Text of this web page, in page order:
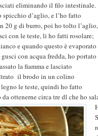
eliminando il filo intestinale.
d’aglio, e l’ho fatto
20 g di burro, poi ho tolto l’aglio,
con le teste, li ho fatti rosolare;
e quando questo è evaporato
con acqua fredda, ho portato
la fiamma e lasciato
il brodo in un colino
le teste, quindi ho fatto
ottenerne circa tre dl che ho